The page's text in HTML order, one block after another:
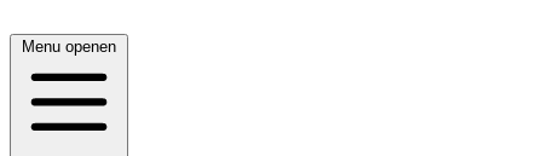
Menu openen